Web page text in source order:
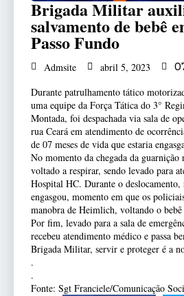
Brigada Militar
salvamento de bebê
Passo Fundo
Admsite abril 5, 2023
Durante patrulhamento tático
uma equipe da Força Tática do 3°
Montada, foi despachada via sala de
rua Ceará em atendimento de
de 07 meses de vida que estaria
No momento da chegada da
voltado a respirar, sendo levado para
Hospital HC. Durante o deslocamento,
engasgou, momento em que os
manobra de Heimlich, voltando o bebê
Por fim, levado para a sala de
recebeu atendimento médico e passa
Brigada Militar, servir e proteger é a
.
.
Fonte: Sgt Franciele/Comunicação